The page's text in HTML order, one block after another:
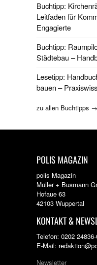
Buchtipp:
Leitfaden für
Engagierte
Buchtipp:
Städtebau –
Lesetipp:
bauen –
zu allen Buchtipps →
POLIS MAGAZIN
polis Magazin
Müller + Busmann
Hofaue 63
42103 Wuppertal
KONTAKT &
Telefon: 0202
E-Mail:
Newsletter